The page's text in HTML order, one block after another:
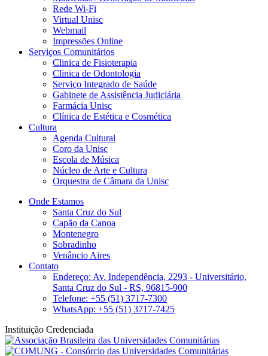
Rede Wi-Fi
Virtual Unisc
Webmail
Impressões Online
Serviços Comunitários
Clinica de Fisioterapia
Clinica de Odontologia
Serviço Integrado de Saúde
Gabinete de Assistência Judiciária
Farmácia Unisc
Clínica de Estética e Cosmética
Cultura
Agenda Cultural
Coro da Unisc
Escola de Música
Núcleo de Arte e Cultura
Orquestra de Câmara da Unisc
Onde Estamos
Santa Cruz do Sul
Capão da Canoa
Montenegro
Sobradinho
Venâncio Aires
Contato
Endereço: Av. Independência, 2293 - Universitário,
Santa Cruz do Sul - RS, 96815-900
Telefone: +55 (51) 3717-7300
WhatsApp: +55 (51) 3717-7425
Instituição Credenciada